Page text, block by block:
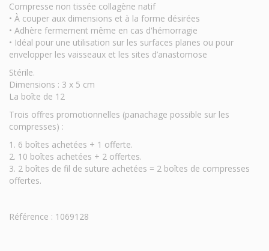
Compresse non tissée collagène natif
• À couper aux dimensions et à la forme désirées
• Adhère fermement même en cas d'hémorragie
• Idéal pour une utilisation sur les surfaces planes ou pour
envelopper les vaisseaux et les sites d’anastomose
Stérile.
Dimensions : 3 x 5 cm
La boîte de 12
Trois offres promotionnelles (panachage possible sur les
compresses) :
1. 6 boîtes achetées + 1 offerte.
2. 10 boîtes achetées + 2 offertes.
3. 2 boîtes de fil de suture achetées = 2 boîtes de compresses
offertes.
Référence : 1069128